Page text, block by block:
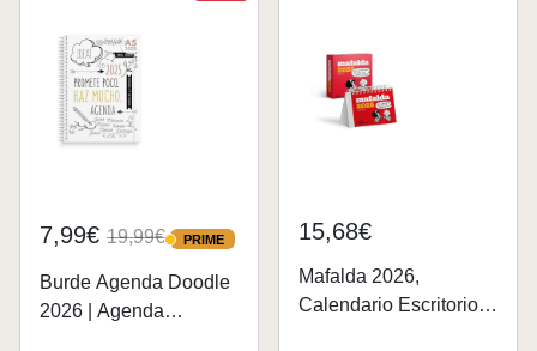
7,99€ 19,99€ PRIME
PRIME
Burde Agenda Doodle
2026 | Agenda
15,68€
Mafalda 2026,
Calendario Escritorio